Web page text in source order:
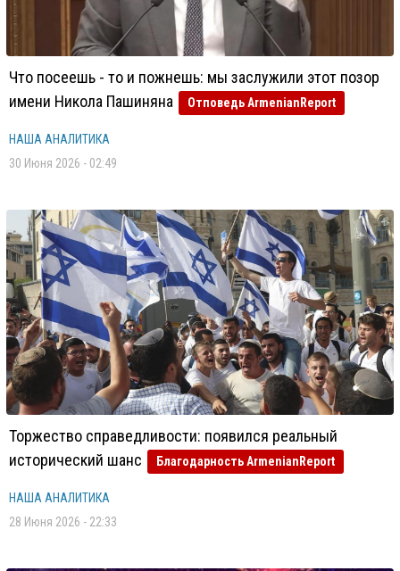
Что посеешь - то и пожнешь: мы заслужили этот позор
имени Никола Пашиняна
Отповедь ArmenianReport
НАША АНАЛИТИКА
30 Июня 2026 - 02:49
Торжество справедливости: появился реальный
исторический шанс
Благодарность ArmenianReport
НАША АНАЛИТИКА
28 Июня 2026 - 22:33